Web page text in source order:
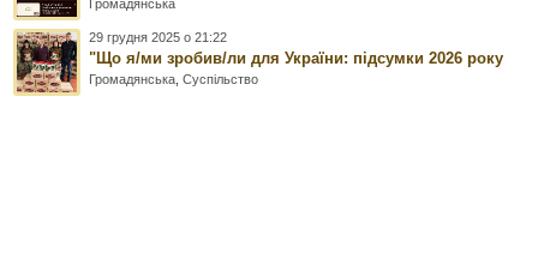
Громадянська
29 грудня 2025 о 21:22
"Що я/ми зробив/ли для України: підсумки 2026 року
Громадянська ,Суспільство